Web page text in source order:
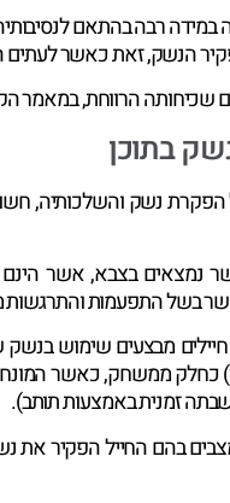
במידה רבה בהתאם
הנשק, זאת כאשר לעתים
שכיחותה הרווחת, במאמר
בתוכן
נשק והשלכותיה,
נמצאים בצבא, אשר הינם
בשל התפעמות
מבצעים שימוש בנשק
כחלק ממשחק, כאשר
זמנית באמצעות תותב).
בהם החייל הפקיר את